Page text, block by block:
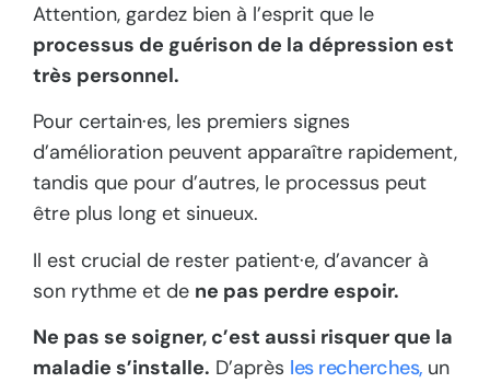
Attention, gardez bien à l’esprit que le
processus de guérison de la dépression est
très personnel.
Pour certain·es, les premiers signes
d’amélioration peuvent apparaître rapidement,
tandis que pour d’autres, le processus peut
être plus long et sinueux.
Il est crucial de rester patient·e, d’avancer à
son rythme et de ne pas perdre espoir.
Ne pas se soigner, c’est aussi risquer que la
maladie s’installe. D’après les recherches, un